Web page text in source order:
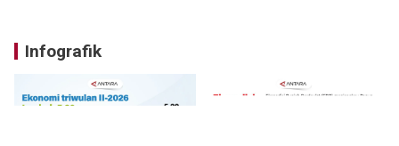
Infografik